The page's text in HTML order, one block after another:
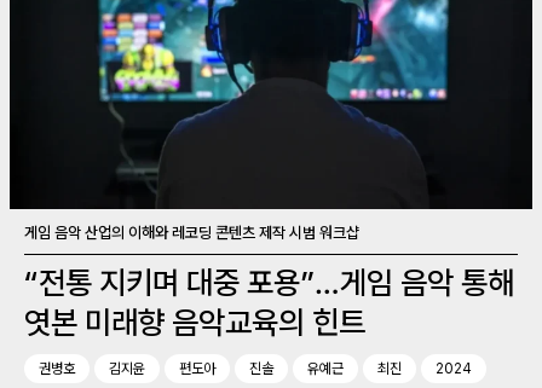
게임 음악 산업의 이해와 레코딩 콘텐츠 제작 시범 워크샵
“전통 지키며 대중 포용”…게임 음악 통해
엿본 미래향 음악교육의 힌트
권병호 김지윤 편도아 진솔 유예근 최진 2024